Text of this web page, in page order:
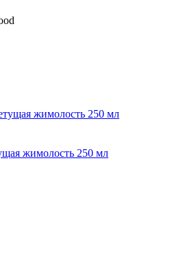
жимолость 250 мл